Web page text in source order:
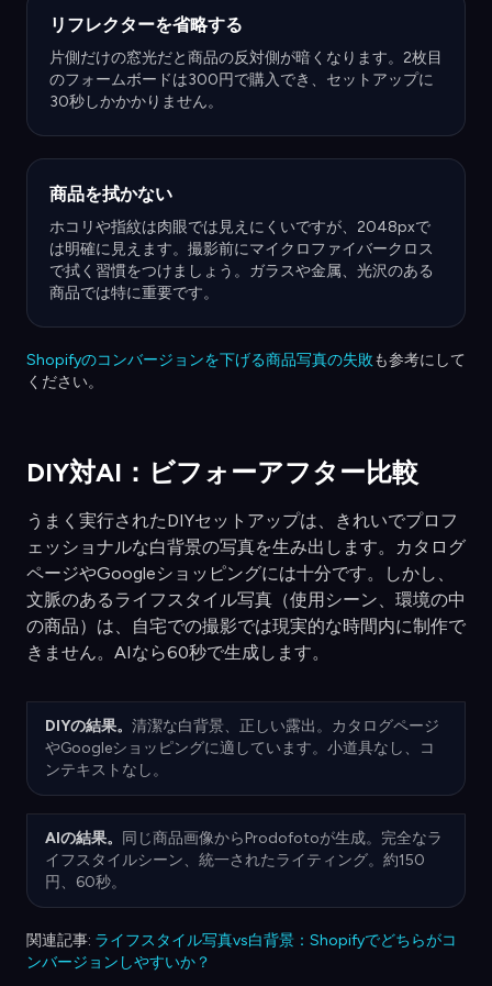
リフレクターを省略する
片側だけの窓光だと商品の反対側が暗くなります。2枚目
のフォームボードは300円で購入でき、セットアップに
30秒しかかかりません。
商品を拭かない
ホコリや指紋は肉眼では見えにくいですが、2048pxで
は明確に見えます。撮影前にマイクロファイバークロス
で拭く習慣をつけましょう。ガラスや金属、光沢のある
商品では特に重要です。
Shopifyのコンバージョンを下げる商品写真の失敗も参考にして
ください。
DIY対AI：ビフォーアフター比較
うまく実行されたDIYセットアップは、きれいでプロフ
ェッショナルな白背景の写真を生み出します。カタログ
ページやGoogleショッピングには十分です。しかし、
文脈のあるライフスタイル写真（使用シーン、環境の中
の商品）は、自宅での撮影では現実的な時間内に制作で
きません。AIなら60秒で生成します。
DIYの結果。 清潔な白背景、正しい露出。カタログページ
やGoogleショッピングに適しています。小道具なし、コ
ンテキストなし。
AIの結果。
同じ商品画像からProdofotoが生成。完全なラ
イフスタイルシーン、統一されたライティング。約150
円、60秒。
関連記事: ライフスタイル写真vs白背景：Shopifyでどちらがコ
ンバージョンしやすいか？